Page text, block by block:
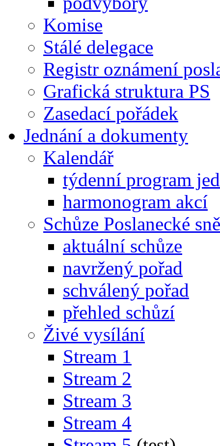
Komise
Stálé delegace
Registr oznámení
Grafická struktura PS
Zasedací pořádek
Jednání a dokumenty
Kalendář
týdenní program
harmonogram akcí
Schůze Poslanecké
aktuální schůze
navržený pořad
schválený pořad
přehled schůzí
Živé vysílání
Stream 1
Stream 2
Stream 3
Stream 4